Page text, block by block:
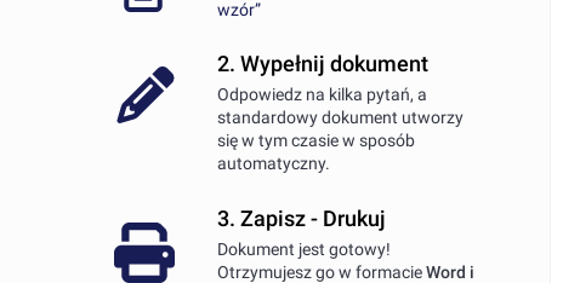
wzór”
2. Wypełnij dokument
Odpowiedz na kilka pytań, a
standardowy dokument utworzy
się w tym czasie w sposób
automatyczny.
3. Zapisz - Drukuj
Dokument jest gotowy!
Otrzymujesz go w formacieWord i